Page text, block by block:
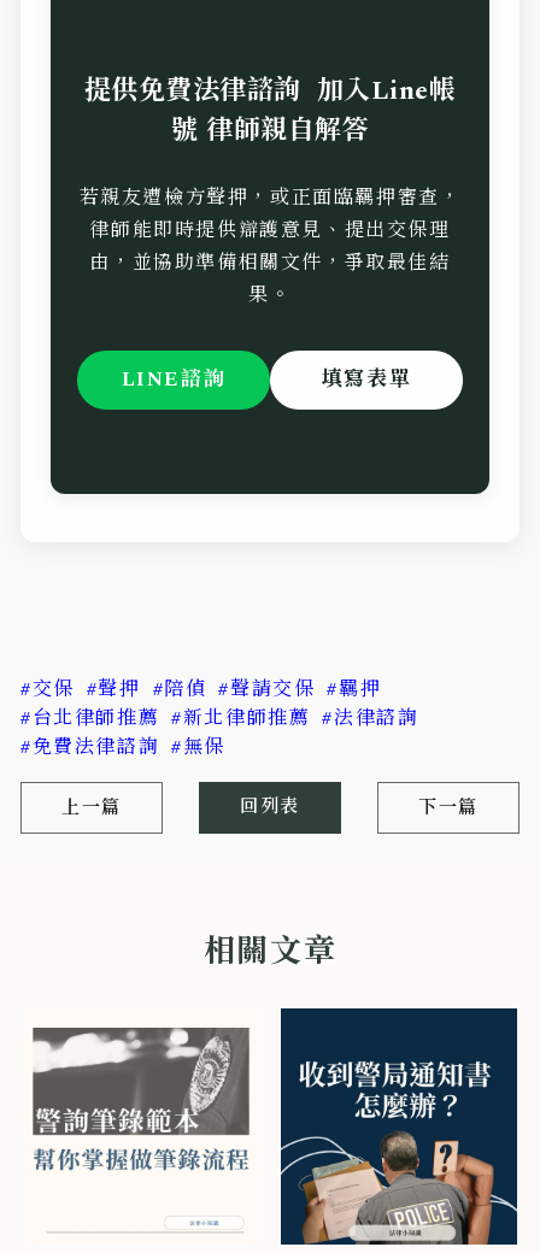
提供免費法律諮詢 加入Line帳
號 律師親自解答
若親友遭檢方聲押，或正面臨羈押審查，
律師能即時提供辯護意見、提出交保理
由，並協助準備相關文件，爭取最佳結
果。
LINE諮詢 填寫表單
#交保 #聲押 #陪偵 #聲請交保 #羈押
#台北律師推薦 #新北律師推薦 #法律諮詢
#免費法律諮詢 #無保
上一篇 回列表 下一篇